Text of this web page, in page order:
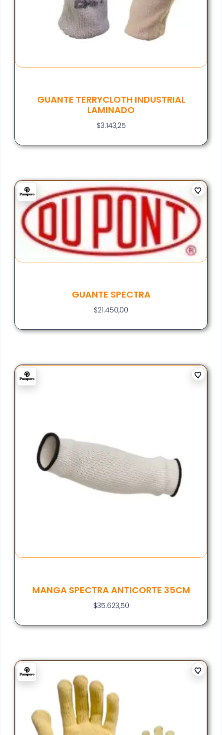
GUANTE TERRYCLOTH INDUSTRIAL
LAMINADO
$3.143,25
GUANTE SPECTRA
$21.450,00
MANGA SPECTRA ANTICORTE 35CM
$35.623,50